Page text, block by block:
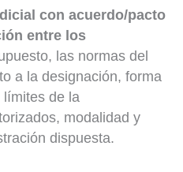
con acuerdo/pacto
entre los
las normas del
a la designación, forma
de la
modalidad y
dispuesta.